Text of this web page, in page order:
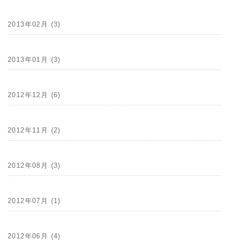
2013年02月 (3)
2013年01月 (3)
2012年12月 (6)
2012年11月 (2)
2012年08月 (3)
2012年07月 (1)
2012年06月 (4)